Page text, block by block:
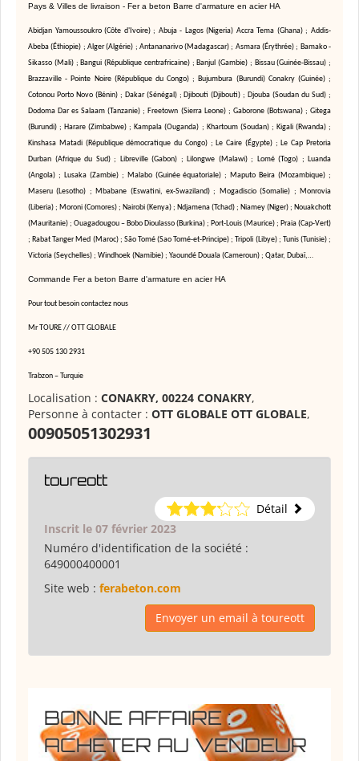
Pays & Villes de livraison - Fer a beton Barre d'armature en acier HA
Abidjan Yamoussoukro (Côte d'Ivoire) ; Abuja - Lagos (Nigeria) Accra Tema (Ghana) ; Addis-
Abeba (Éthiopie) ; Alger (Algérie) ; Antananarivo (Madagascar) ; Asmara (Érythrée) ; Bamako -
Sikasso (Mali) ; Bangui (République centrafricaine) ; Banjul (Gambie) ; Bissau (Guinée-Bissau) ;
Brazzaville - Pointe Noire (République du Congo) ; Bujumbura (Burundi) Conakry (Guinée) ;
Cotonou Porto Novo (Bénin) ; Dakar (Sénégal) ; Djibouti (Djibouti) ; Djouba (Soudan du Sud) ;
Dodoma Dar es Salaam (Tanzanie) ; Freetown (Sierra Leone) ; Gaborone (Botswana) ; Gitega
(Burundi) ; Harare (Zimbabwe) ; Kampala (Ouganda) ; Khartoum (Soudan) ; Kigali (Rwanda) ;
Kinshasa Matadi (République démocratique du Congo) ; Le Caire (Égypte) ; Le Cap Pretoria
Durban (Afrique du Sud) ; Libreville (Gabon) ; Lilongwe (Malawi) ; Lomé (Togo) ; Luanda
(Angola) ; Lusaka (Zambie) ; Malabo (Guinée équatoriale) ; Maputo Beira (Mozambique) ;
Maseru (Lesotho) ; Mbabane (Eswatini, ex-Swaziland) ; Mogadiscio (Somalie) ; Monrovia
(Liberia) ; Moroni (Comores) ; Nairobi (Kenya) ; Ndjamena (Tchad) ; Niamey (Niger) ; Nouakchott
(Mauritanie) ; Ouagadougou – Bobo Dioulasso (Burkina) ; Port-Louis (Maurice) ; Praia (Cap-Vert)
; Rabat Tanger Med (Maroc) ; São Tomé (Sao Tomé-et-Principe) ; Tripoli (Libye) ; Tunis (Tunisie) ;
Victoria (Seychelles) ; Windhoek (Namibie) ; Yaoundé Douala (Cameroun) ; Qatar, Dubaï,…
Commande Fer a beton Barre d'armature en acier HA
Pour tout besoin contactez nous
Mr TOURE // OTT GLOBALE
+90 505 130 2931
Trabzon – Turquie
Localisation : CONAKRY, 00224 CONAKRY,
Personne à contacter : OTT GLOBALE OTT GLOBALE,
00905051302931
toureott
Détail
Inscrit le 07 février 2023
Numéro d'identification de la société :
649000400001
Site web : ferabeton.com
Envoyer un email à toureott
BONNE AFFAIRE :
ACHETER AU VENDEUR